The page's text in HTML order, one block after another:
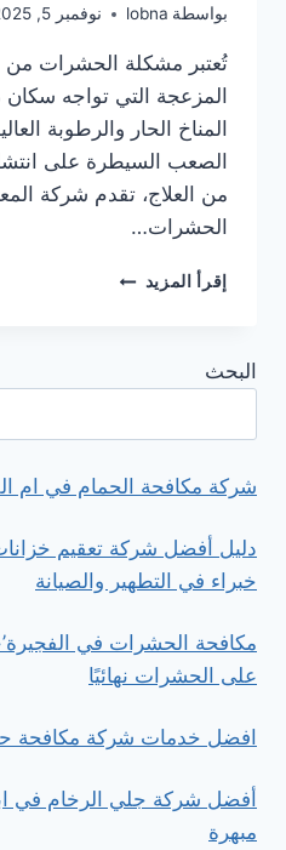
بواسطة lobna نوفمبر 5, 2025
تُعتبر مشكلة الحشرات من
المزعجة التي تواجه
المناخ الحار والرطوبة
الصعب السيطرة على
من العلاج، تقدم شركة
الحشرات…
إقرأ المزيد خصم
دبي
البحث
شركة مكافحة الحمام في ام
دليل أفضل شركة تعقيم
خبراء في التطهير والصيانة
مكافحة الحشرات في
على الحشرات نهائيًا
افضل خدمات شركة مكافحة
أفضل شركة جلي الرخام في
مبهرة